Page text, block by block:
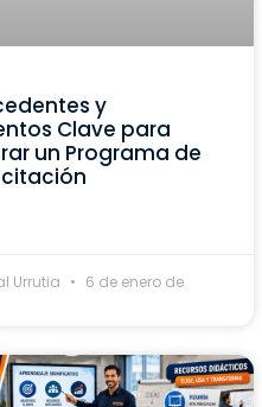
y
Clave para
un Programa de
Urrutia 6 de enero de